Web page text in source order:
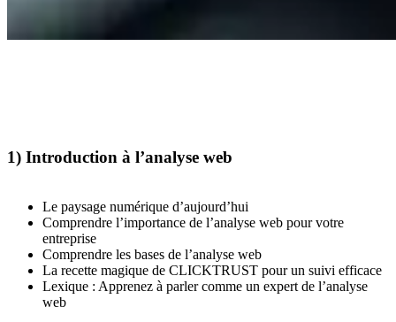
1) Introduction à l’analyse web
Le paysage numérique d’aujourd’hui
Comprendre l’importance de l’analyse web pour votre
entreprise
Comprendre les bases de l’analyse web
La recette magique de CLICKTRUST pour un suivi efficace
Lexique : Apprenez à parler comme un expert de l’analyse
web